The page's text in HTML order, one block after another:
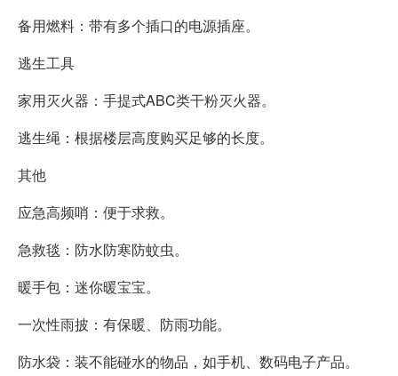
备用燃料：带有多个插口的电源插座。
逃生工具
家用灭火器：手提式ABC类干粉灭火器。
逃生绳：根据楼层高度购买足够的长度。
其他
应急高频哨：便于求救。
急救毯：防水防寒防蚊虫。
暖手包：迷你暖宝宝。
一次性雨披：有保暖、防雨功能。
防水袋：装不能碰水的物品，如手机、数码电子产品。